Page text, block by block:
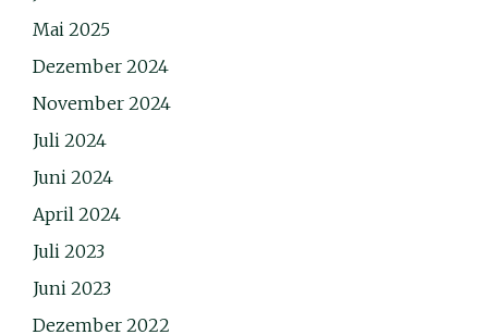
Mai 2025
Dezember 2024
November 2024
Juli 2024
Juni 2024
April 2024
Juli 2023
Juni 2023
Dezember 2022